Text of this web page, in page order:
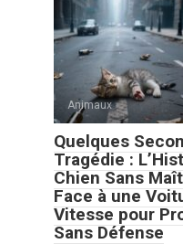
Animaux
Quelques
Tragédie :
Chien Sans
Face à une
Vitesse pour
Sans Défense